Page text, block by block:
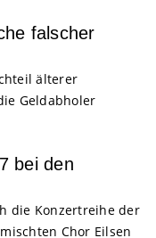
falscher
älterer
Geldabholer
bei den
die Konzertreihe der
Chor Eilsen